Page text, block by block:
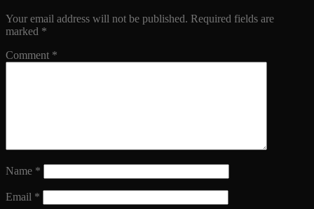
Your email address will not be published. Required fields are
marked *
Comment *
Name *
Email *